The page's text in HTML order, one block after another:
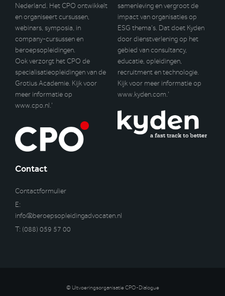
Nederland. Het CPO ontwikkelt
en organiseert cursussen,
webinars, symposia, in
company-cursussen en
beroepsopleidingen.
Ook verzorgt het CPO de
specialisatieopleidingen van de
Grotius Academie. Kijk voor
meer informatie op
www.cpo.nl.’
samenleving en vergroot de
impact van organisaties op
ESG thema’s. Dat doet Kyden
door dienstverlening op het
gebied van consultancy,
educatie, opleidingen,
recruitment en technologie.
Kijk voor meer informatie op
www.kyden.com.’
Contact
Contactformulier
E:
info@beroepsopleidingadvocaten.nl
T: (088) 059 57 00
© Uitvoeringsorganisatie CPO-Dialogue